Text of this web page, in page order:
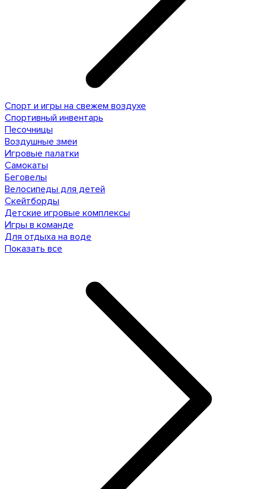
Спорт и игры на свежем воздухе
Спортивный инвентарь
Песочницы
Воздушные змеи
Игровые палатки
Самокаты
Беговелы
Велосипеды для детей
Скейтборды
Детские игровые комплексы
Игры в команде
Для отдыха на воде
Показать все